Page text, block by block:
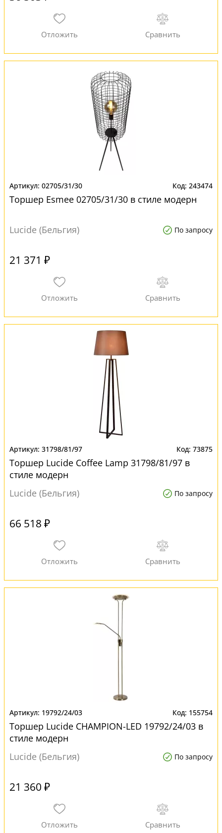
02705/31/30 243474
Торшер Esmee 02705/31/30 в стиле модерн
Lucide (Бельгия) По запросу
21 371 ₽
31798/81/97 73875
Торшер Lucide Coffee Lamp 31798/81/97 в
стиле модерн
Lucide (Бельгия)
По запросу
66 518 ₽
19792/24/03 155754
Торшер Lucide CHAMPION-LED 19792/24/03 в
стиле модерн
Lucide (Бельгия)
По запросу
21 360 ₽